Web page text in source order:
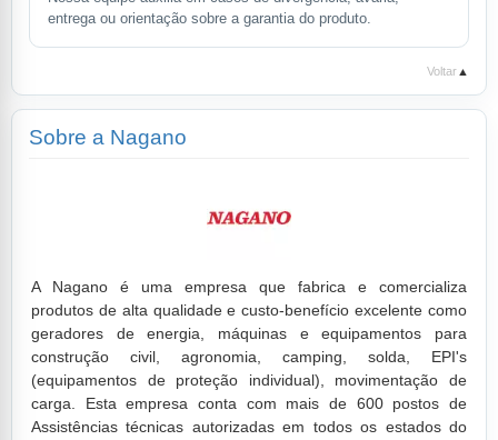
entrega ou orientação sobre a garantia do produto.
Voltar ▲
Sobre a Nagano
A Nagano é uma empresa que fabrica e comercializa
produtos de alta qualidade e custo-benefício excelente como
geradores de energia, máquinas e equipamentos para
construção civil, agronomia, camping, solda, EPI's
(equipamentos de proteção individual), movimentação de
carga. Esta empresa conta com mais de 600 postos de
Assistências técnicas autorizadas em todos os estados do